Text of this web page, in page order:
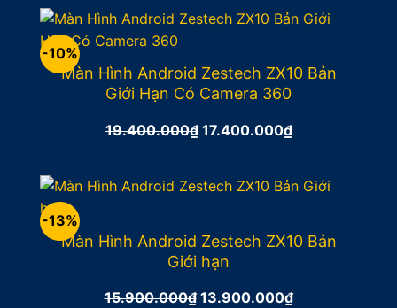
12.500.000₫.là:
-10%
Màn Hình Android Zestech ZX10 Bản
Giới Hạn Có Camera 360
19.400.000₫ Giá
19.400.000₫.
17.400.000₫Giá
là:
-13%
Màn Hình Android Zestech ZX10 Bản
Giới hạn
15.900.000₫ Giá
13.900.000₫Giá